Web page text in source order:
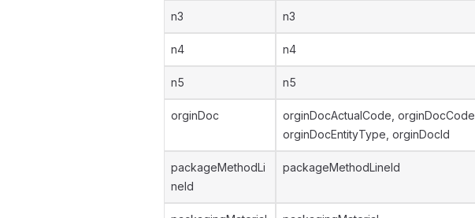
n3 n3
n4 n4
n5 n5
orginDoc
orginDocActualCode, orginDocCode,
orginDocEntityType, orginDocId
packageMethodLi
neId
packageMethodLineId